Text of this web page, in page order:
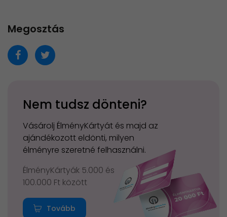
Megosztás
Nem tudsz dönteni?
Vásárolj ÉlményKártyát és majd az
ajándékozott eldönti, milyen
élményre szeretné felhasználni.
ÉlményKártyák 5.000 és
100.000 Ft között
Tovább